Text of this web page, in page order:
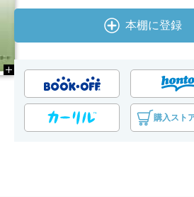
本棚に登録
購入スト